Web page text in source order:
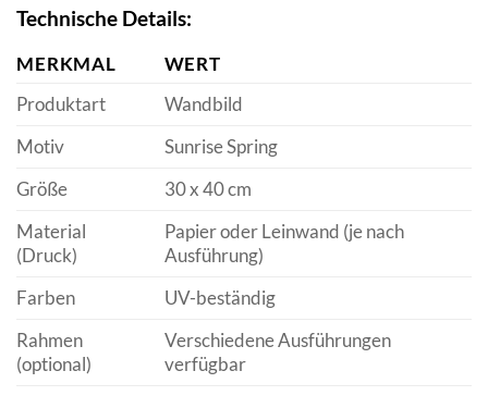
Technische Details:
MERKMAL
WERT
Produktart
Wandbild
Motiv
Sunrise Spring
Größe
30 x 40 cm
Material
(Druck)
Papier oder Leinwand (je nach
Ausführung)
Farben
UV-beständig
Rahmen
(optional)
Verschiedene Ausführungen
verfügbar